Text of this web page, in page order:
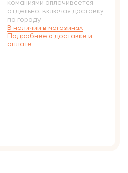
команиями оплачивается
отдельно, включая доставку
по городу
В наличии в магазинах
Подробнее о доставке и
оплате